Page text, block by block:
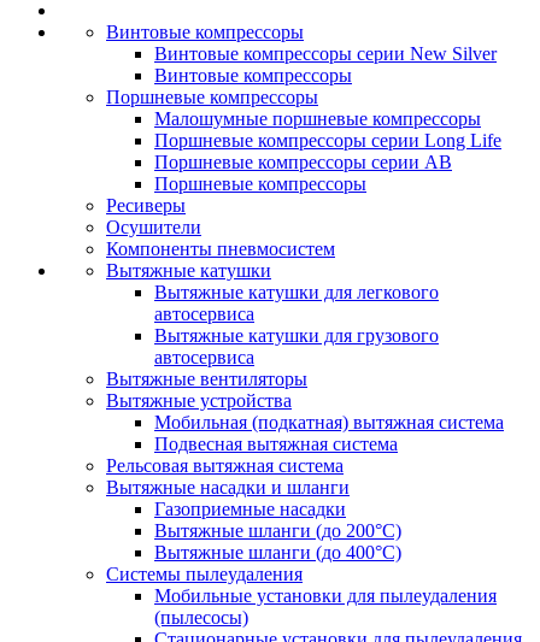
Винтовые компрессоры
Винтовые компрессоры серии New Silver
Винтовые компрессоры
Поршневые компрессоры
Малошумные поршневые компрессоры
Поршневые компрессоры серии Long Life
Поршневые компрессоры серии AB
Поршневые компрессоры
Ресиверы
Осушители
Компоненты пневмосистем
Вытяжные катушки
Вытяжные катушки для легкового
автосервиса
Вытяжные катушки для грузового
автосервиса
Вытяжные вентиляторы
Вытяжные устройства
Мобильная (подкатная) вытяжная система
Подвесная вытяжная система
Рельсовая вытяжная система
Вытяжные насадки и шланги
Газоприемные насадки
Вытяжные шланги (до 200°C)
Вытяжные шланги (до 400°C)
Системы пылеудаления
Мобильные установки для пылеудаления
(пылесосы)